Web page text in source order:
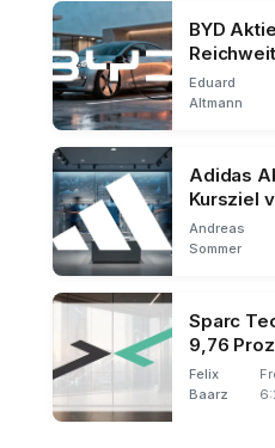
BYD
Eduard
Altmann
Adidas
Kursziel
Andreas
Sommer
Sparc
9,76
Felix
Baarz